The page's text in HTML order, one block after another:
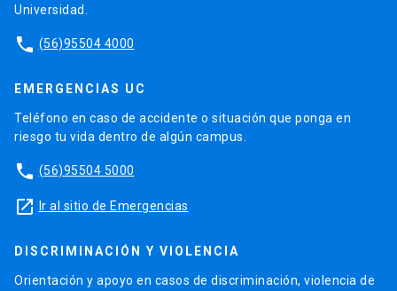
Universidad.
phone (56)95504 4000
EMERGENCIAS UC
Teléfono en caso de accidente o situación que ponga en
riesgo tu vida dentro de algún campus.
phone (56)95504 5000
launch Ir al sitio de Emergencias
DISCRIMINACIÓN Y VIOLENCIA
Orientación y apoyo en casos de discriminación, violencia de